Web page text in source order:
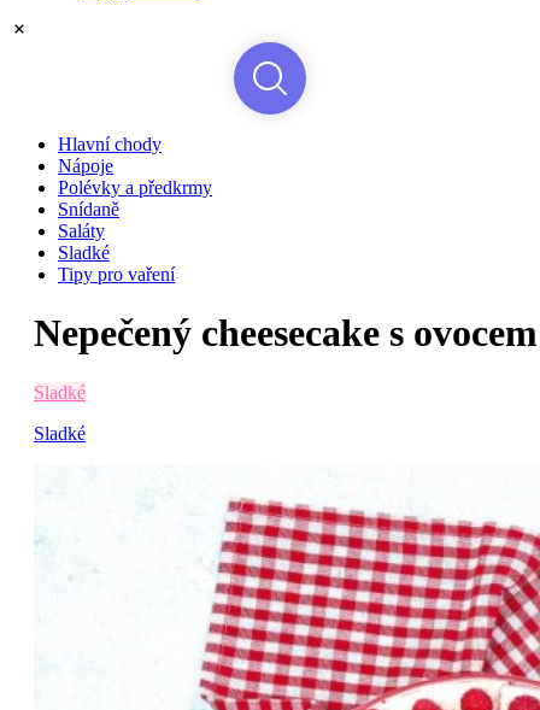
Hlavní chody
Nápoje
Polévky a předkrmy
Snídaně
Saláty
Sladké
Tipy pro vaření
Nepečený cheesecake s ovocem
Sladké
Sladké